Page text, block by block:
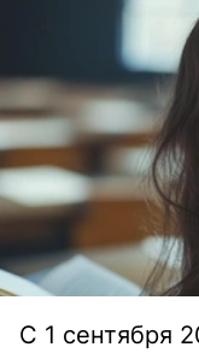
С 1 сентября